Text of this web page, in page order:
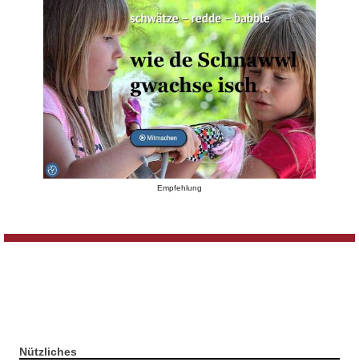
Empfehlung
Nützliches